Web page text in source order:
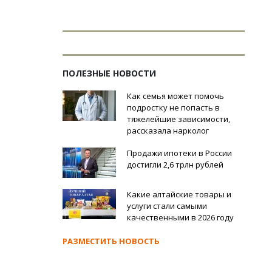
ПОЛЕЗНЫЕ НОВОСТИ
Как семья может помочь
подростку не попасть в
тяжелейшие зависимости,
рассказала нарколог
Продажи ипотеки в России
достигли 2,6 трлн рублей
Какие алтайские товары и
услуги стали самыми
качественными в 2026 году
РАЗМЕСТИТЬ НОВОСТЬ